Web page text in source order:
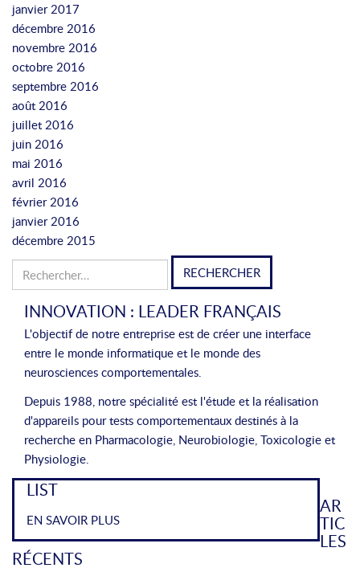
janvier 2017
décembre 2016
novembre 2016
octobre 2016
septembre 2016
août 2016
juillet 2016
juin 2016
mai 2016
avril 2016
février 2016
janvier 2016
décembre 2015
Rechercher :
INNOVATION : LEADER FRANÇAIS
L'objectif de notre entreprise est de créer une interface
entre le monde informatique et le monde des
neurosciences comportementales.
Depuis 1988, notre spécialité est l'étude et la réalisation
d'appareils pour tests comportementaux destinés à la
recherche en Pharmacologie, Neurobiologie, Toxicologie et
Physiologie.
LIST
EN SAVOIR PLUS
AR
TIC
LES
RÉCENTS